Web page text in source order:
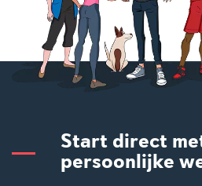
Start direct
persoonlijke